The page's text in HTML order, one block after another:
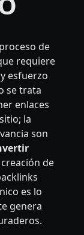
de
requiere
esfuerzo
se trata
enlaces
la
son
de
es lo
genera